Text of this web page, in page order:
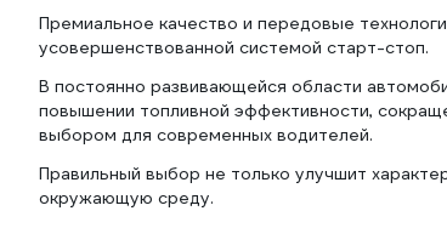
интел.управление 37740
Премиальное качество и передовые
усовершенствованной системой старт-стоп.
В постоянно развивающейся области
повышении топливной эффективности,
выбором для современных водителей.
Правильный выбор не только улучшит
окружающую среду.